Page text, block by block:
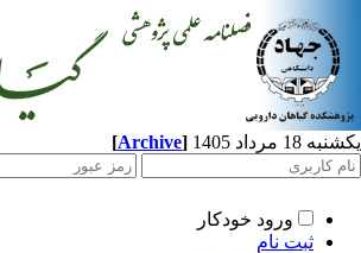
1405
[Archive]
ورود خودکار
ثبت نام